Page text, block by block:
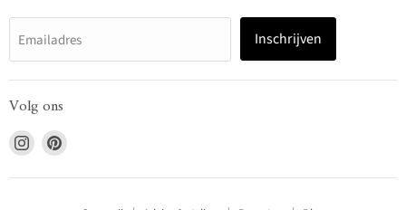
Emailadres Inschrijven
Volg ons
Vind
ons
op
Vind
op